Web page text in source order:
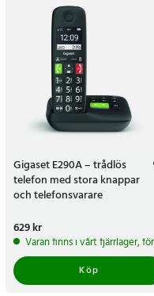
Gigaset E290A – trådlös
telefon med stora knappar
och telefonsvarare
Pris:629 kr
629 kr
Varan finns i vårt fjärrlager,
Köp